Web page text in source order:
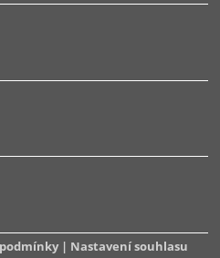
Nastavení souhlasu